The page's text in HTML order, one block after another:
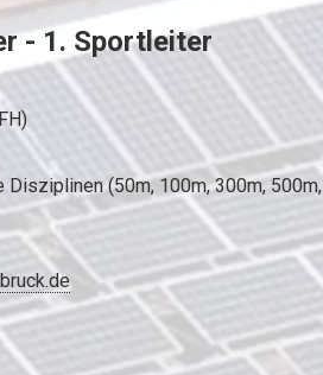
- 1. Sportleiter
(50m, 100m, 300m, 500m,